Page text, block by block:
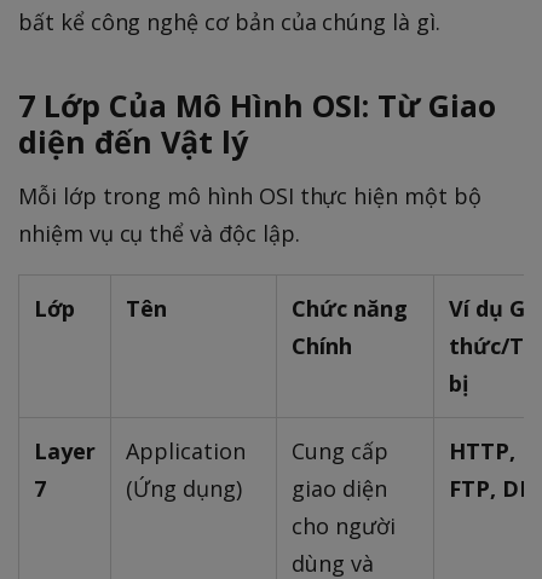
bất kể công nghệ cơ bản của chúng là gì.
7 Lớp Của Mô Hình OSI: Từ Giao
diện đến Vật lý
Mỗi lớp trong mô hình OSI thực hiện một bộ
nhiệm vụ cụ thể và độc lập.
Lớp Tên
Chức năng
Chính
Ví dụ
thức/
bị
Layer
7
Application
(Ứng dụng)
Cung cấp
giao diện
cho người
dùng và
HTTP,
FTP,